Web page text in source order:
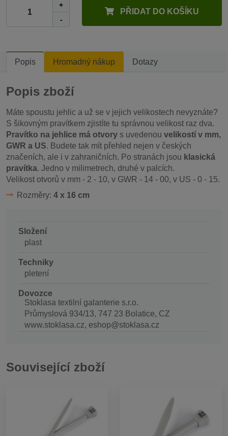
+
-
PŘIDAT DO KOŠÍKU
Popis Hromadný nákup Dotazy
Popis zboží
Máte spoustu jehlic a už se v jejich velikostech nevyznáte?
S šikovným pravítkem zjistíte tu správnou velikost raz dva.
Pravítko na jehlice má otvory s uvedenou velikostí v mm,
GWR a US. Budete tak mít přehled nejen v českých
značeních, ale i v zahraničních. Po stranách jsou klasická
pravítka. Jedno v milimetrech, druhé v palcích.
Velikost otvorů v mm - 2 - 10, v GWR - 14 - 00, v US - 0 - 15.
Rozměry: 4 x 16 cm
Složení
plast
Techniky
pletení
Dovozce
Stoklasa textilní galanterie s.r.o.
Průmyslová 934/13, 747 23 Bolatice, CZ
www.stoklasa.cz, eshop@stoklasa.cz
Související zboží